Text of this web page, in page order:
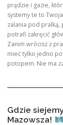
prądzie i gazie,
systemy te to
zalania pod pralką,
potrafi zakręcić
Zanim wrócisz z
mieć tylko jedno
potopem. Nie ma
Gdzie
Mazowsza!